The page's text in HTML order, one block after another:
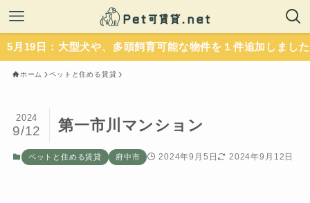
大型犬や、多頭飼育可能な物件を１件追加しました。いず
ホーム ペットと住める賃貸
第一市川マンション
2024
9/12
ペットと住める賃貸 府中市 2024年9月5日 2024年9月12日